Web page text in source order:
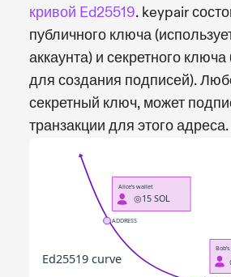
кривой Ed25519. keypair
публичного ключа
аккаунта) и секретного ключа
для создания подписей).
секретный ключ, может
транзакции для этого адреса.